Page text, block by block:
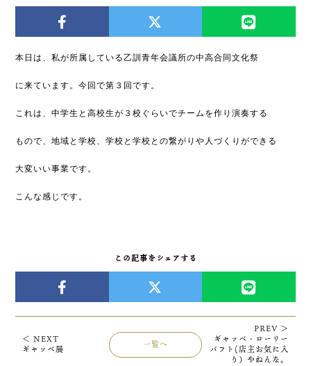
本日は、私が所属している乙訓青年会議所の中高合同文化祭
に来ています。今回で第３回です。
これは、中学生と高校生が３校ぐらいでチームを作り演奏する
もので、地域と学校、学校と学校との繋がりや人づくりができる
大変いい事業です。
こんな感じです。
この記事をシェアする
＜ NEXT
ギャッベ展
一覧へ
PREV ＞
ギャッベ・ローリー
バフト(店主お気に入
り）やねんな。